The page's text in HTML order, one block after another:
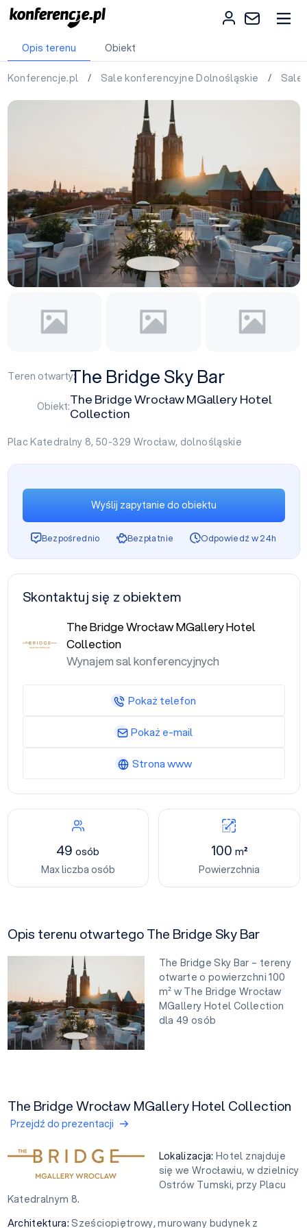
Opis terenu Obiekt
Konferencje.pl / Sale konferencyjne Dolnośląskie / Sale
Teren otwarty:The Bridge Sky Bar
Obiekt:The Bridge Wrocław MGallery Hotel
Collection
Plac Katedralny 8, 50-329 Wrocław, dolnośląskie
49osób
Max liczba osób
100 m²
Powierzchnia
Opis terenu otwartego The Bridge Sky Bar
The Bridge Sky Bar – tereny
otwarte o powierzchni 100
m² w The Bridge Wrocław
MGallery Hotel Collection
dla 49 osób
The Bridge Wrocław MGallery Hotel Collection
Przejdź do prezentacji
Lokalizacja:Hotel znajduje
się we Wrocławiu, w dzielnicy
Ostrów Tumski, przy Placu
Katedralnym 8.
Architektura:Sześciopiętrowy, murowany budynek z
Wyślij zapytanie do obiektu
Bezpośrednio Bezpłatnie Odpowiedź w 24h
Skontaktuj się z obiektem
The Bridge Wrocław MGallery Hotel
Collection
Wynajem sal konferencyjnych
Pokaż telefon
Pokaż e-mail
Strona www